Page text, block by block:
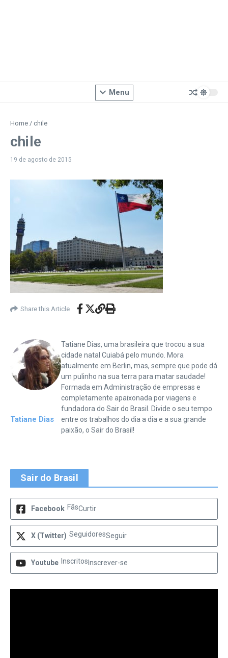
Menu
Home / chile
chile
19 de agosto de 2015
Share this Article
Tatiane Dias
Tatiane Dias, uma brasileira que trocou a sua
cidade natal Cuiabá pelo mundo. Mora
atualmente em Berlin, mas, sempre que pode dá
um pulinho na sua terra para matar saudade!
Formada em Administração de empresas e
completamente apaixonada por viagens e
fundadora do Sair do Brasil. Divide o seu tempo
entre os trabalhos do dia a dia e a sua grande
paixão, o Sair do Brasil!
Sair do Brasil
Facebook FãsCurtir
X (Twitter) SeguidoresSeguir
Youtube Inscritos Inscrever-se